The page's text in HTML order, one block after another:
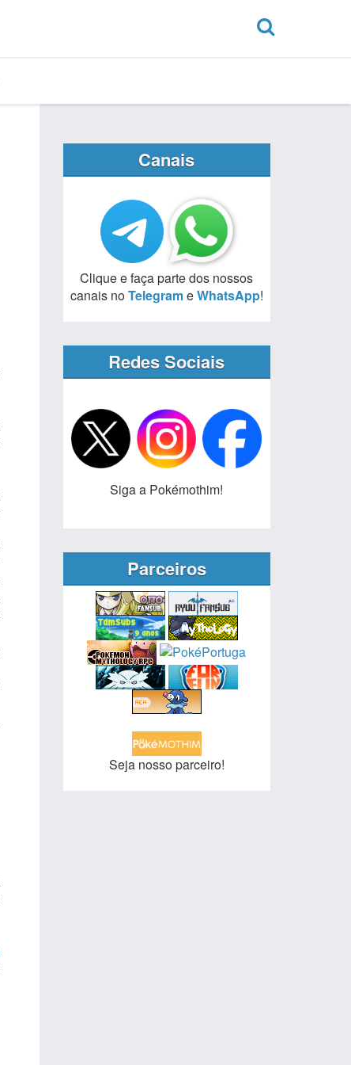
Canais
Clique e faça parte dos nossos
canais noTelegrameWhatsApp!
Redes Sociais
Siga a Pokémothim!
Parceiros
Seja nosso parceiro!